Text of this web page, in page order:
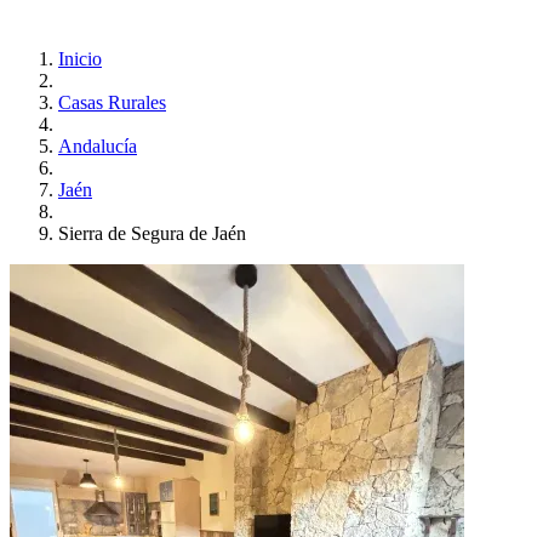
Inicio
Casas Rurales
Andalucía
Jaén
Sierra de Segura de Jaén